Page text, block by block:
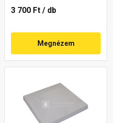
3 700 Ft / db
Megnézem